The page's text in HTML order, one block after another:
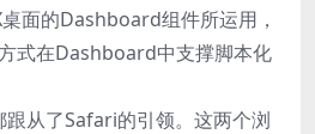
面的Dashboard组件所运用，
式在Dashboard中支撑脚本化
从了Safari的引领。这两个浏